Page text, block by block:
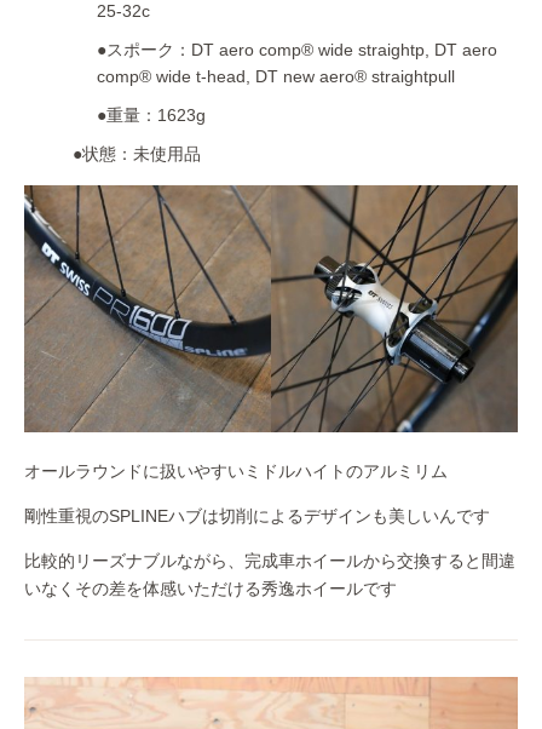
25-32c
●スポーク：DT aero comp® wide straightp, DT aero
comp® wide t-head, DT new aero® straightpull
●重量：1623g
●状態：未使用品
オールラウンドに扱いやすいミドルハイトのアルミリム
剛性重視のSPLINEハブは切削によるデザインも美しいんです
比較的リーズナブルながら、完成車ホイールから交換すると間違
いなくその差を体感いただける秀逸ホイールです